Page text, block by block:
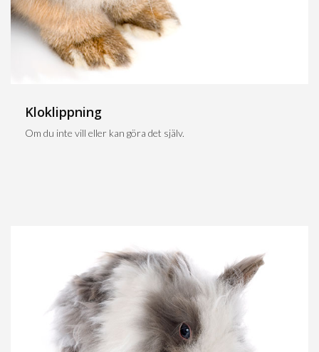
Kloklippning
Om du inte vill eller kan göra det själv.